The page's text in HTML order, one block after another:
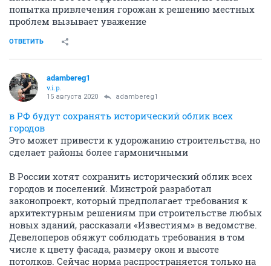
попытка привлечения горожан к решению местных
проблем вызывает уважение
ОТВЕТИТЬ
adambereg1
v.i.p.
15 августа 2020 adambereg1
в РФ будут сохранять исторический облик всех
городов
Это может привести к удорожанию строительства, но
сделает районы более гармоничными
В России хотят сохранить исторический облик всех
городов и поселений. Минстрой разработал
законопроект, который предполагает требования к
архитектурным решениям при строительстве любых
новых зданий, рассказали «Известиям» в ведомстве.
Девелоперов обяжут соблюдать требования в том
числе к цвету фасада, размеру окон и высоте
потолков. Сейчас норма распространяется только на